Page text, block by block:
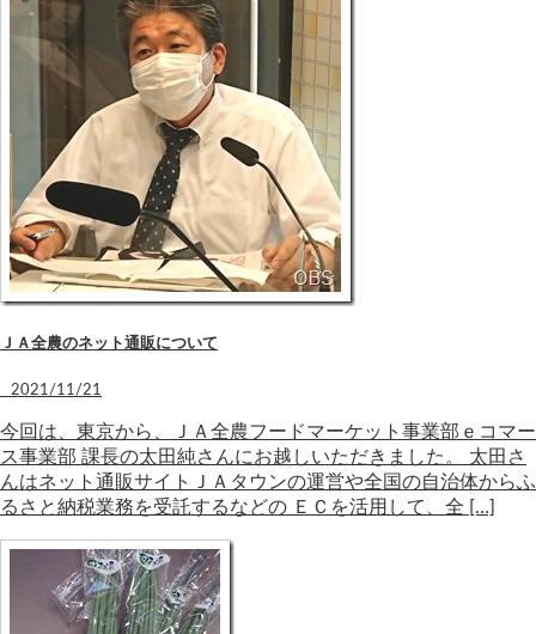
ＪＡ全農のネット通販について
2021/11/21
今回は、東京から、ＪＡ全農フードマーケット事業部ｅコマー
ス事業部 課長の太田純さんにお越しいただきました。 太田さ
んはネット通販サイトＪＡタウンの運営や全国の自治体からふ
るさと納税業務を受託するなどの ＥＣを活用して、全 […]